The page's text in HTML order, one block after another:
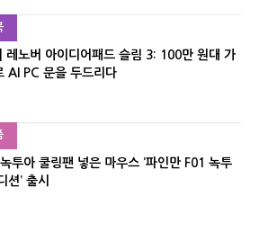
] 레노버 아이디어패드 슬림 3: 100만 원대 가
AI PC 문을 두드리다
투아 쿨링팬 넣은 마우스 ‘파인만 F01 녹투
션’ 출시